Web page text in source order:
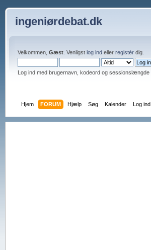
ingeniørdebat.dk
Velkommen, Gæst. Venligst log indeller registérdig.
Log ind med brugernavn, kodeord og sessionslængde
Hjem FORUM Hjælp Søg Kalender Log ind